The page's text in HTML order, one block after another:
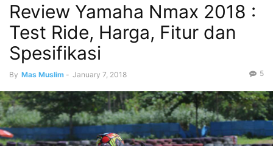
Review Yamaha Nmax 2018 :
Test Ride, Harga, Fitur dan
Spesifikasi
By Mas Muslim - January 7, 2018 5